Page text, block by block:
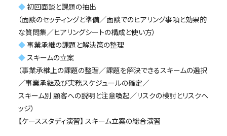
◆初回面談と課題の抽出
（面談のセッティングと準備／面談でのヒアリング事項と効果的
な質問集／ヒアリングシートの構成と使い方）
◆事業承継の課題と解決策の整理
◆ スキームの立案
（事業承継上の課題の整理／課題を解決できるスキームの選択
／事業承継及び実務スケジュールの確定／
スキーム別 顧客への説明と注意喚起／リスクの検討とリスクヘ
ッジ）
【ケーススタディ演習】 スキーム立案の総合演習